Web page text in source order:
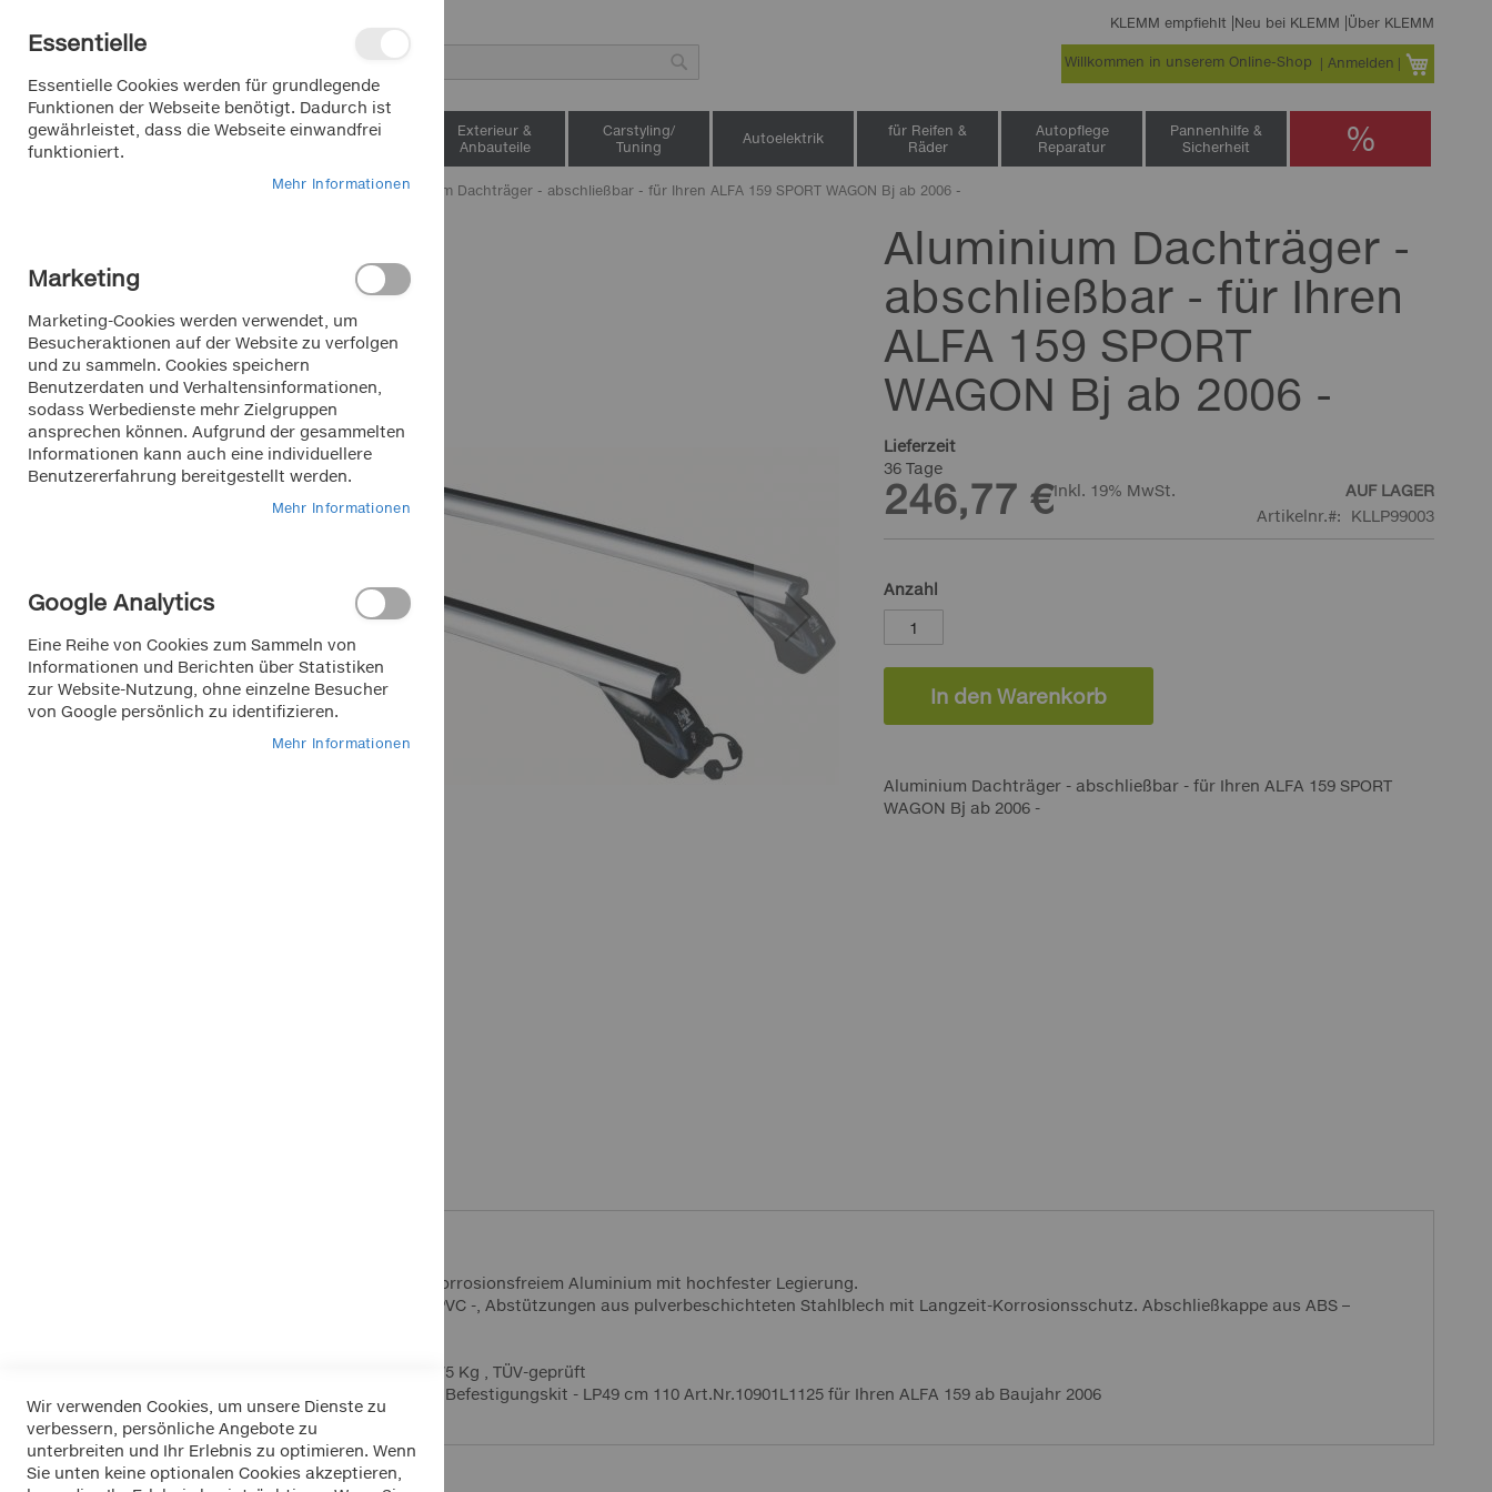
KLEMM empfiehlt Neu bei KLEMM Über KLEMM
Willkommen in unserem Online-Shop Anmelden
Suche
Interieur &
Exterieur &
Anbauteile
Carstyling/
Tuning
Autoelektrik
für Reifen &
Räder
Autopflege
Reparatur
Pannenhilfe &
Sicherheit
%
Home Aluminium Dachträger - abschließbar - für Ihren ALFA 159 SPORT WAGON Bj ab 2006 -
Aluminium Dachträger -
abschließbar - für Ihren
ALFA 159 SPORT
WAGON Bj ab 2006 -
Lieferzeit
36 Tage
246,77 €Inkl. 19% MwSt.
AUF LAGER
Artikelnr.
KLLP99003
Anzahl
In den Warenkorb
Aluminium Dachträger - abschließbar - für Ihren ALFA 159 SPORT
WAGON Bj ab 2006 -
der
springen
Dachträger mit robuster Tragstruktur aus korrosionsfreiem Aluminium mit hochfester Legierung.
Auflagefläche aus rutsch -und kratzfesten PVC -, Abstützungen aus pulverbeschichteten Stahlblech mit Langzeit-Korrosionsschutz. Abschließkappe aus ABS –
-schnelle Montage - vormontiert! Tragkraft 75 Kg , TÜV-geprüft
Aluminium Dachträger - abschließbar - incl. Befestigungskit - LP49 cm 110 Art.Nr.10901L1125 für Ihren ALFA 159 ab Baujahr 2006
Essentielle
Essentielle Cookies werden für grundlegende
Funktionen der Webseite benötigt. Dadurch ist
gewährleistet, dass die Webseite einwandfrei
funktioniert.
Mehr Informationen
Marketing
Marketing-Cookies werden verwendet, um
Besucheraktionen auf der Website zu verfolgen
und zu sammeln. Cookies speichern
Benutzerdaten und Verhaltensinformationen,
sodass Werbedienste mehr Zielgruppen
ansprechen können. Aufgrund der gesammelten
Informationen kann auch eine individuellere
Benutzererfahrung bereitgestellt werden.
Mehr Informationen
Google Analytics
Eine Reihe von Cookies zum Sammeln von
Informationen und Berichten über Statistiken
zur Website-Nutzung, ohne einzelne Besucher
von Google persönlich zu identifizieren.
Mehr Informationen
Wir verwenden Cookies, um unsere Dienste zu
verbessern, persönliche Angebote zu
unterbreiten und Ihr Erlebnis zu optimieren. Wenn
Sie unten keine optionalen Cookies akzeptieren,